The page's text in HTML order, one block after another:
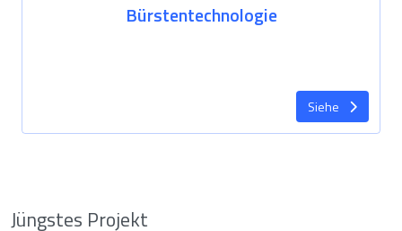
Bürstentechnologie
Siehe
Jüngstes Projekt